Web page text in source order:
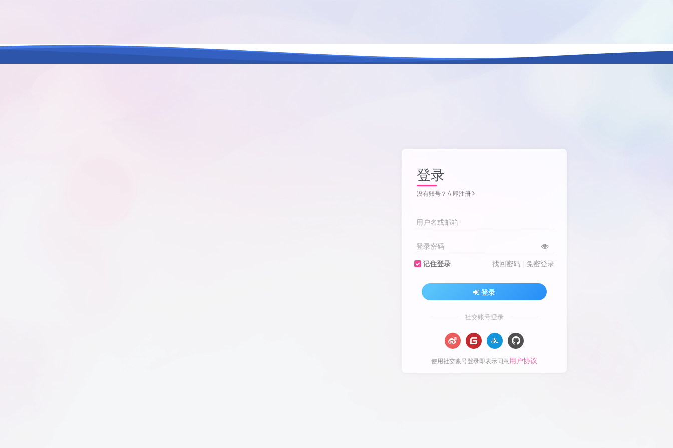
登录
没有账号？立即注册
用户名或邮箱
登录密码
记住登录
找回密码 | 免密登录
登录
社交账号登录
使用社交账号登录即表示同意用户协议